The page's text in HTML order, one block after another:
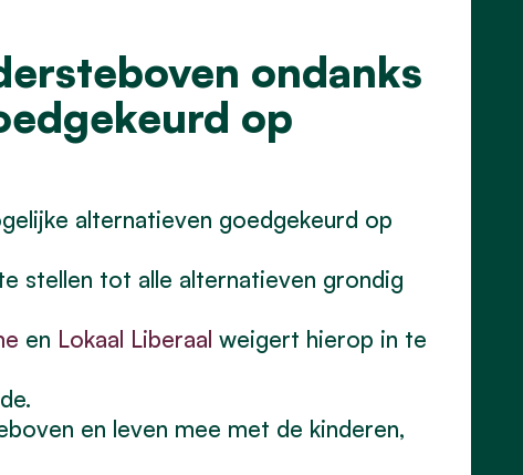
ondanks
op
alternatieven goedgekeurd op
stellen tot alle alternatieven grondig
en Lokaal Liberaal weigert hierop in te
en leven mee met de kinderen,